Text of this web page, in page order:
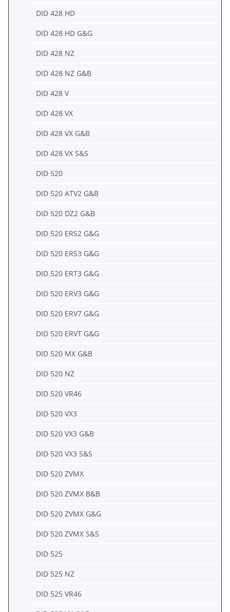
DID 428 HD
DID 428 HD G&G
DID 428 NZ
DID 428 NZ G&B
DID 428 V
DID 428 VX
DID 428 VX G&B
DID 428 VX S&S
DID 520
DID 520 ATV2 G&B
DID 520 DZ2 G&B
DID 520 ERS2 G&G
DID 520 ERS3 G&G
DID 520 ERT3 G&G
DID 520 ERV3 G&G
DID 520 ERV7 G&G
DID 520 ERVT G&G
DID 520 MX G&B
DID 520 NZ
DID 520 VR46
DID 520 VX3
DID 520 VX3 G&B
DID 520 VX3 S&S
DID 520 ZVMX
DID 520 ZVMX B&B
DID 520 ZVMX G&G
DID 520 ZVMX S&S
DID 525
DID 525 NZ
DID 525 VR46